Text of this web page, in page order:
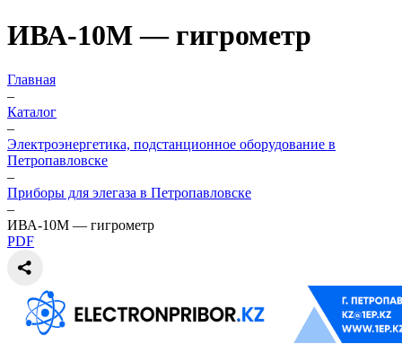
ИВА-10М — гигрометр
Главная
–
Каталог
–
Электроэнергетика, подстанционное оборудование в
Петропавловске
–
Приборы для элегаза в Петропавловске
–
ИВА-10М — гигрометр
PDF